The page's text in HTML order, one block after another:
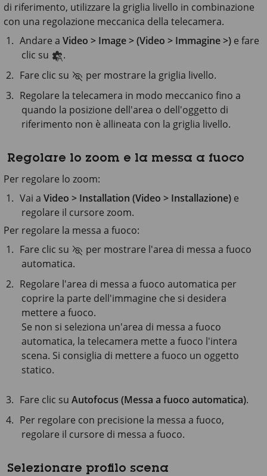
di riferimento, utilizzare la griglia livello in combinazione
con una regolazione meccanica della telecamera.
Andare aVideo > Image > (Video > Immagine >) e fare
clic su
.
Fare clic su
per mostrare la griglia livello.
Regolare la telecamera in modo meccanico fino a
quando la posizione dell'area o dell'oggetto di
riferimento non è allineata con la griglia livello.
Regolare lo zoom e la messa a fuoco
Per regolare lo zoom:
Vai aVideo > Installation (Video > Installazione) e
regolare il cursore zoom.
Per regolare la messa a fuoco:
Fare clic su
per mostrare l'area di messa a fuoco
automatica.
Regolare l'area di messa a fuoco automatica per
coprire la parte dell'immagine che si desidera
mettere a fuoco.
Se non si seleziona un'area di messa a fuoco
automatica, la telecamera mette a fuoco l'intera
scena. Si consiglia di mettere a fuoco un oggetto
statico.
Fare clic suAutofocus (Messa a fuoco automatica).
Per regolare con precisione la messa a fuoco,
regolare il cursore di messa a fuoco.
Selezionare profilo scena